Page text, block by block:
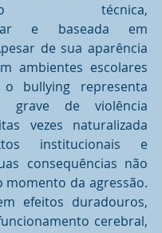
técnica,
e baseada em
de sua aparência
ambientes escolares
bullying representa
grave de violência
vezes naturalizada
institucionais e
consequências não
momento da agressão.
efeitos duradouros,
cerebral,